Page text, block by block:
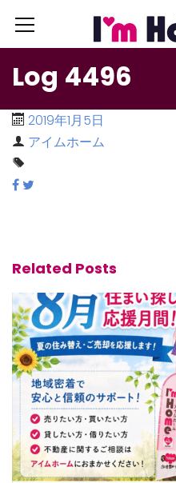
Log 4496
2019年1月5日
アイムホーム
Related Posts